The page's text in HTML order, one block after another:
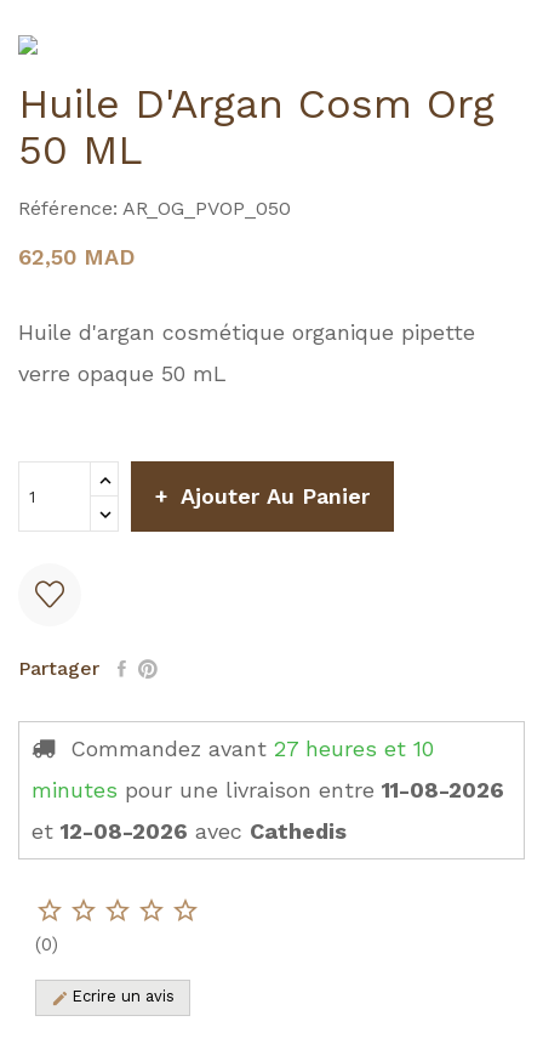
Huile D'Argan Cosm Org
50 ML
Référence: AR_OG_PVOP_050
62,50 MAD
Huile d'argan cosmétique organique pipette
verre opaque 50 mL
Ajouter Au Panier
Partager
Commandez avant 27 heures et 10
minutes pour une livraison entre 11-08-2026
et 12-08-2026 avec Cathedis
star_border star_border star_border star_border star_border
(0)
edit Ecrire un avis